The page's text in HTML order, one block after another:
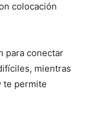
colocación
para conectar
mientras
te permite